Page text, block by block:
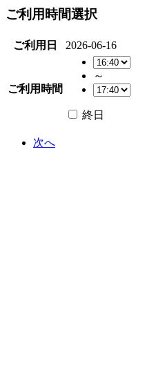
ご利用時間選択
ご利用日 2026-06-16
ご利用時間
～
終日
次へ